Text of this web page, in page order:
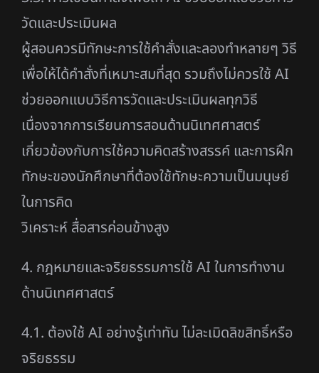
วัดและประเมินผล
ผู้สอนควรมีทักษะการใช้คำสั่งและลองทำหลายๆ วิธี
เพื่อให้ได้คำสั่งที่เหมาะสมที่สุด รวมถึงไม่ควรใช้ AI
ช่วยออกแบบวิธีการวัดและประเมินผลทุกวิธี
เนื่องจากการเรียนการสอนด้านนิเทศศาสตร์
เกี่ยวข้องกับการใช้ความคิดสร้างสรรค์ และการฝึก
ทักษะของนักศึกษาที่ต้องใช้ทักษะความเป็นมนุษย์
ในการคิด
วิเคราะห์ สื่อสารค่อนข้างสูง
4. กฎหมายและจริยธรรมการใช้ AI ในการทำงาน
ด้านนิเทศศาสตร์
4.1. ต้องใช้ AI อย่างรู้เท่าทัน ไม่ละเมิดลิขสิทธิ์หรือ
จริยธรรม